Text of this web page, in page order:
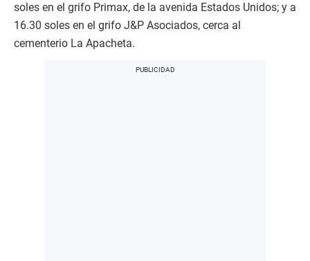
soles en el grifo Primax, de la avenida Estados Unidos; y a
16.30 soles en el grifo J&P Asociados, cerca al
cementerio La Apacheta.